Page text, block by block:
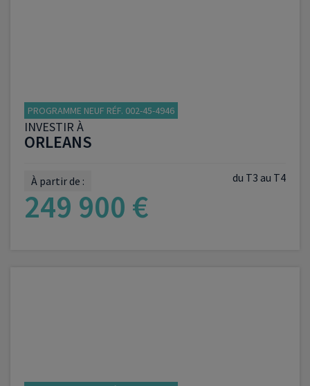
PROGRAMME NEUF RÉF. 002-45-4946
INVESTIR À
ORLEANS
du T3 au T4
À partir de :
249 900 €